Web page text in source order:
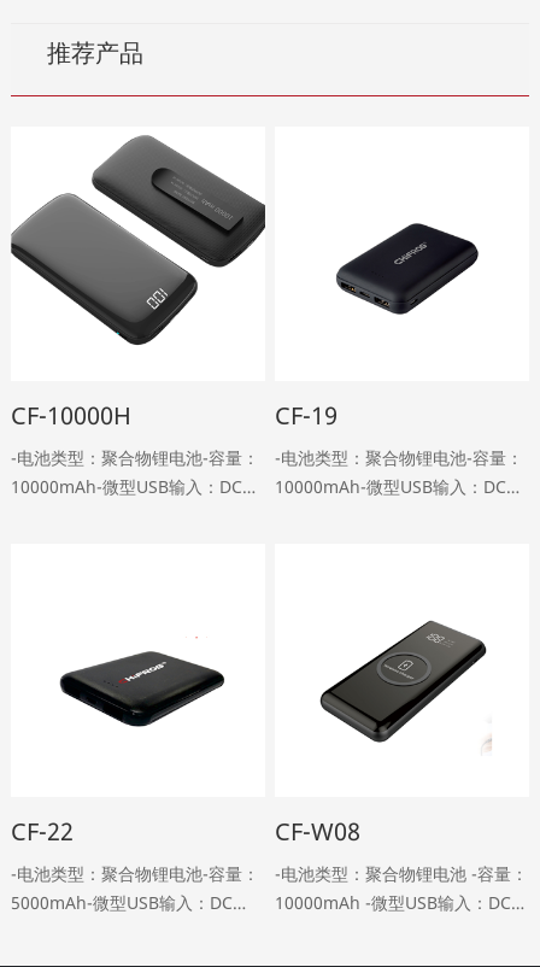
推荐产品
CF-10000H
-电池类型：聚合物锂电池-容量：
10000mAh-微型USB输入：DC
CF-19
-电池类型：聚合物锂电池-容量：
10000mAh-微型USB输入：DC
CF-22
-电池类型：聚合物锂电池-容量：
5000mAh-微型USB输入：DC
重量：110g-尺寸：
CF-W08
-电池类型：聚合物锂电池 -容量：
10000mAh -微型USB输入：DC
-无线输出：5W -无线转换效率：